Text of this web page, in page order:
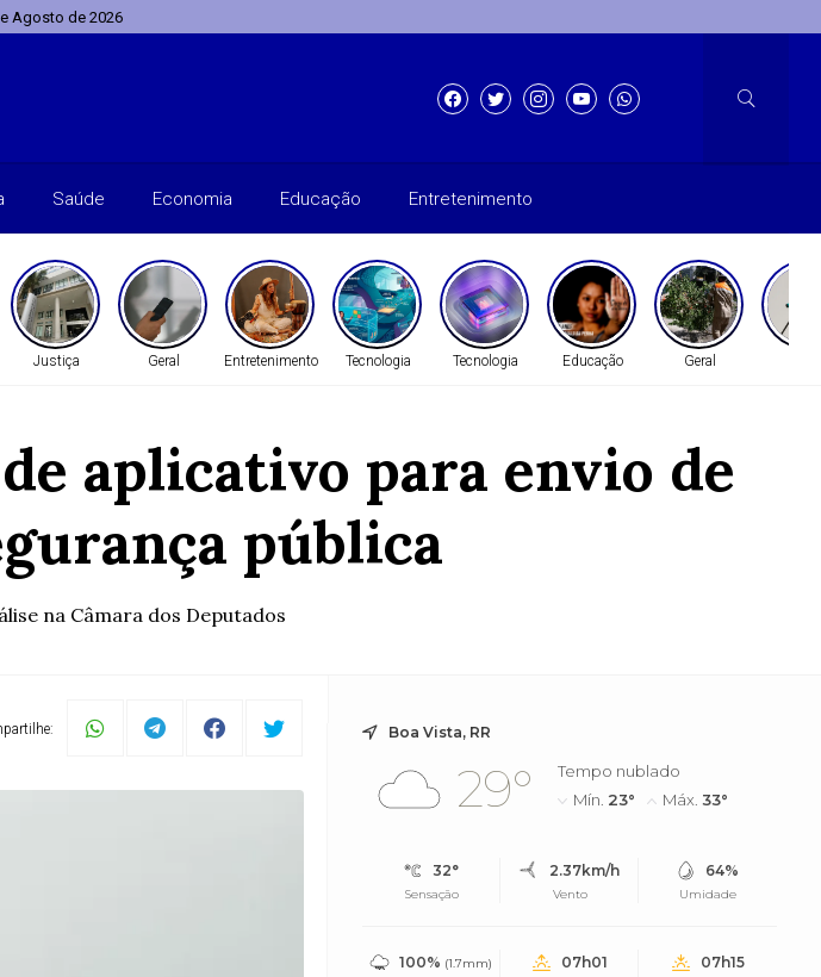
Agosto de 2026
Saúde Economia Educação Entretenimento
Justiça Geral Entretenimento Tecnologia Tecnologia Educação Geral
aplicativo para envio de
pública
na Câmara dos Deputados
Boa Vista, RR
29°
Tempo nublado
Mín. 23° Máx.33°
32°
Sensação
2.37km/h
Vento
64%
Umidade
100% (1.7mm)
07h01 07h15